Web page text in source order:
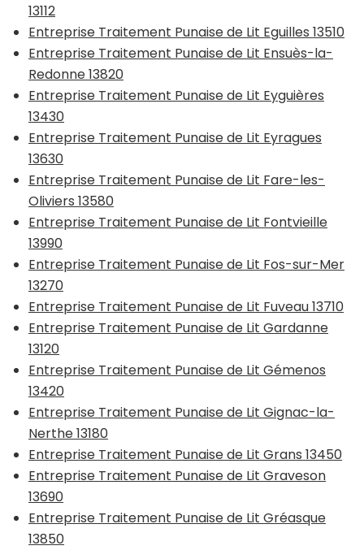
13112
Entreprise Traitement Punaise de Lit Eguilles 13510
Entreprise Traitement Punaise de Lit Ensuès-la-
Redonne 13820
Entreprise Traitement Punaise de Lit Eyguières
13430
Entreprise Traitement Punaise de Lit Eyragues
13630
Entreprise Traitement Punaise de Lit Fare-les-
Oliviers 13580
Entreprise Traitement Punaise de Lit Fontvieille
13990
Entreprise Traitement Punaise de Lit Fos-sur-Mer
13270
Entreprise Traitement Punaise de Lit Fuveau 13710
Entreprise Traitement Punaise de Lit Gardanne
13120
Entreprise Traitement Punaise de Lit Gémenos
13420
Entreprise Traitement Punaise de Lit Gignac-la-
Nerthe 13180
Entreprise Traitement Punaise de Lit Grans 13450
Entreprise Traitement Punaise de Lit Graveson
13690
Entreprise Traitement Punaise de Lit Gréasque
13850